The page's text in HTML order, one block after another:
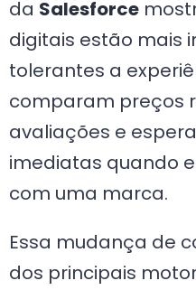
da Salesforce
digitais estão mais
tolerantes a
comparam preços
avaliações e
imediatas quando
com uma marca.
Essa mudança de
dos principais